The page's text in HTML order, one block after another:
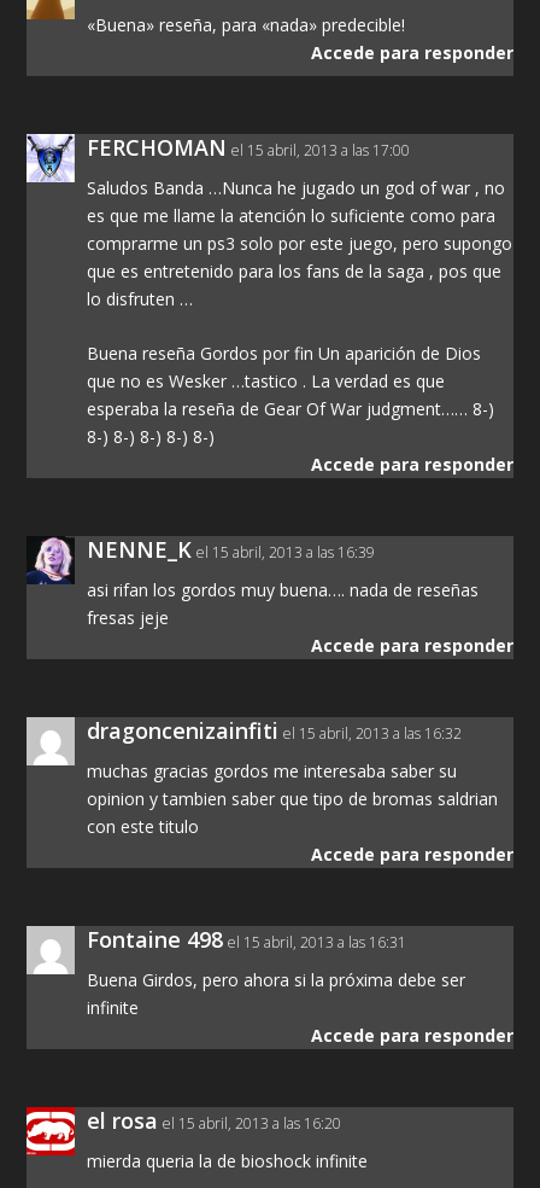
«Buena» reseña, para «nada» predecible!
Accede para responder
FERCHOMAN el 15 abril, 2013 a las 17:00
Saludos Banda …Nunca he jugado un god of war , no
es que me llame la atención lo suficiente como para
comprarme un ps3 solo por este juego, pero supongo
que es entretenido para los fans de la saga , pos que
lo disfruten …
Buena reseña Gordos por fin Un aparición de Dios
que no es Wesker …tastico . La verdad es que
esperaba la reseña de Gear Of War judgment…… 8-)
8-) 8-) 8-) 8-) 8-)
Accede para responder
NENNE_K el 15 abril, 2013 a las 16:39
asi rifan los gordos muy buena…. nada de reseñas
fresas jeje
Accede para responder
dragoncenizainfiti el 15 abril, 2013 a las 16:32
muchas gracias gordos me interesaba saber su
opinion y tambien saber que tipo de bromas saldrian
con este titulo
Accede para responder
Fontaine 498 el 15 abril, 2013 a las 16:31
Buena Girdos, pero ahora si la próxima debe ser
infinite
Accede para responder
el rosa el 15 abril, 2013 a las 16:20
mierda queria la de bioshock infinite